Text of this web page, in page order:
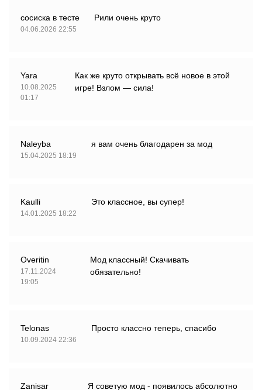
сосиска в тесте
04.06.2026 22:55
Рили очень круто
Yara
10.08.2025
01:17
Как же круто открывать всё новое в этой
игре! Взлом — сила!
Naleyba
15.04.2025 18:19
я вам очень благодарен за мод
Kaulli
14.01.2025 18:22
Это классное, вы супер!
Overitin
17.11.2024
19:05
Мод классный! Скачивать
обязательно!
Telonas
10.09.2024 22:36
Просто классно теперь, спасибо
Zanisar
Я советую мод - появилось абсолютно